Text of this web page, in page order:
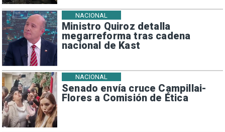
Ministro Quiroz detalla
megarreforma tras cadena
nacional de Kast
NACIONAL
Senado envía cruce Campillai-
Flores a Comisión de Ética
NACIONAL